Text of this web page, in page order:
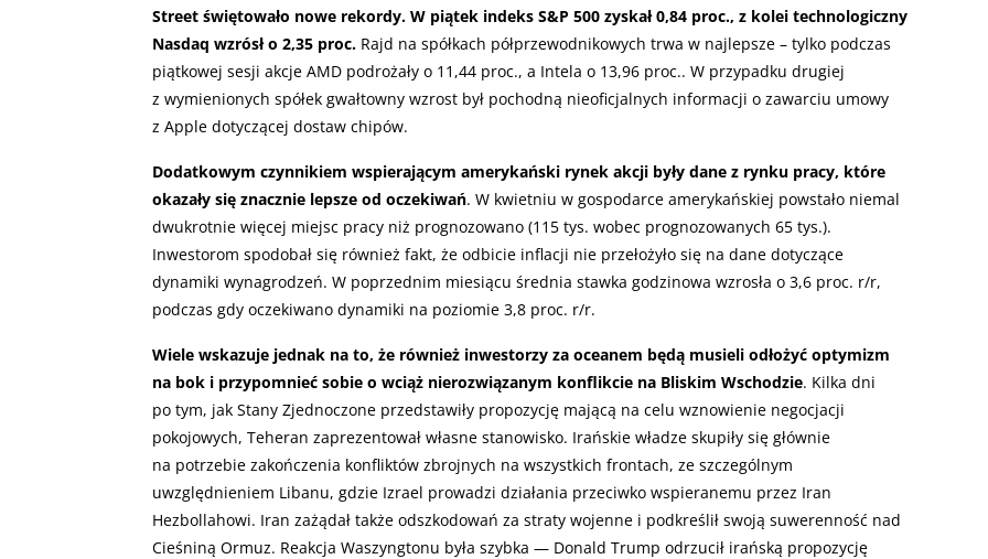
Street świętowało nowe rekordy. W piątek indeks S&P 500 zyskał 0,84 proc., z kolei technologiczny
Nasdaq wzrósł o 2,35 proc. Rajd na spółkach półprzewodnikowych trwa w najlepsze – tylko podczas
piątkowej sesji akcje AMD podrożały o 11,44 proc., a Intela o 13,96 proc.. W przypadku drugiej
z wymienionych spółek gwałtowny wzrost był pochodną nieoficjalnych informacji o zawarciu umowy
z Apple dotyczącej dostaw chipów.
Dodatkowym czynnikiem wspierającym amerykański rynek akcji były dane z rynku pracy, które
okazały się znacznie lepsze od oczekiwań. W kwietniu w gospodarce amerykańskiej powstało niemal
dwukrotnie więcej miejsc pracy niż prognozowano (115 tys. wobec prognozowanych 65 tys.).
Inwestorom spodobał się również fakt, że odbicie inflacji nie przełożyło się na dane dotyczące
dynamiki wynagrodzeń. W poprzednim miesiącu średnia stawka godzinowa wzrosła o 3,6 proc. r/r,
podczas gdy oczekiwano dynamiki na poziomie 3,8 proc. r/r.
Wiele wskazuje jednak na to, że również inwestorzy za oceanem będą musieli odłożyć optymizm
na bok i przypomnieć sobie o wciąż nierozwiązanym konflikcie na Bliskim Wschodzie. Kilka dni
po tym, jak Stany Zjednoczone przedstawiły propozycję mającą na celu wznowienie negocjacji
pokojowych, Teheran zaprezentował własne stanowisko. Irańskie władze skupiły się głównie
na potrzebie zakończenia konfliktów zbrojnych na wszystkich frontach, ze szczególnym
uwzględnieniem Libanu, gdzie Izrael prowadzi działania przeciwko wspieranemu przez Iran
Hezbollahowi. Iran zażądał także odszkodowań za straty wojenne i podkreślił swoją suwerenność nad
Cieśniną Ormuz. Reakcja Waszyngtonu była szybka — Donald Trump odrzucił irańską propozycję